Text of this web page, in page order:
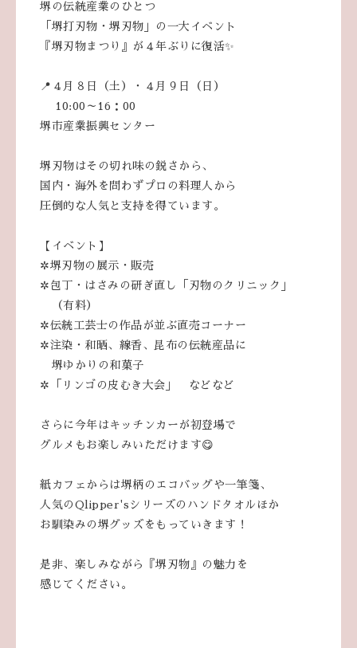
堺の伝統産業のひとつ
「堺打刃物・堺刃物」の一大イベント
『堺刃物まつり』が４年ぶりに復活✨
📍４月８日（土）・４月９日（日）
10:00～16：00
堺市産業振興センター
堺刃物はその切れ味の鋭さから、
国内・海外を問わずプロの料理人から
圧倒的な人気と支持を得ています。
【イベント】
✲堺刃物の展示・販売
✲包丁・はさみの研ぎ直し「刃物のクリニック」
（有料）
✲伝統工芸士の作品が並ぶ直売コーナー
✲注染・和晒、線香、昆布の伝統産品に
堺ゆかりの和菓子
✲「リンゴの皮むき大会」 などなど
さらに今年はキッチンカーが初登場で
グルメもお楽しみいただけます😋
紙カフェからは堺柄のエコバッグや一筆箋、
人気のQlipper'sシリーズのハンドタオルほか
お馴染みの堺グッズをもっていきます！
是非、楽しみながら『堺刃物』の魅力を
感じてください。